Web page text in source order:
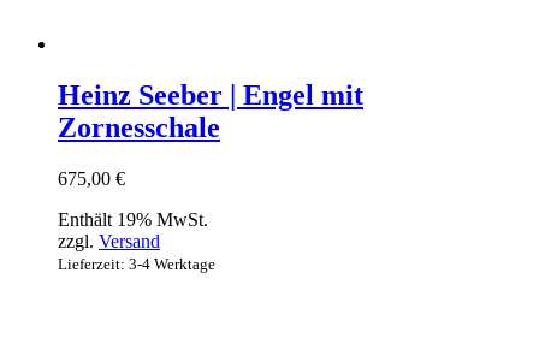
Heinz Seeber | Engel mit
Zornesschale
675,00 €
Enthält 19% MwSt.
zzgl. Versand
Lieferzeit: 3-4 Werktage